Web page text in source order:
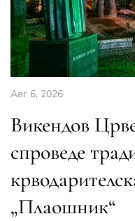
Авг 6, 2026
Викендов
спроведе
„Плаошник“